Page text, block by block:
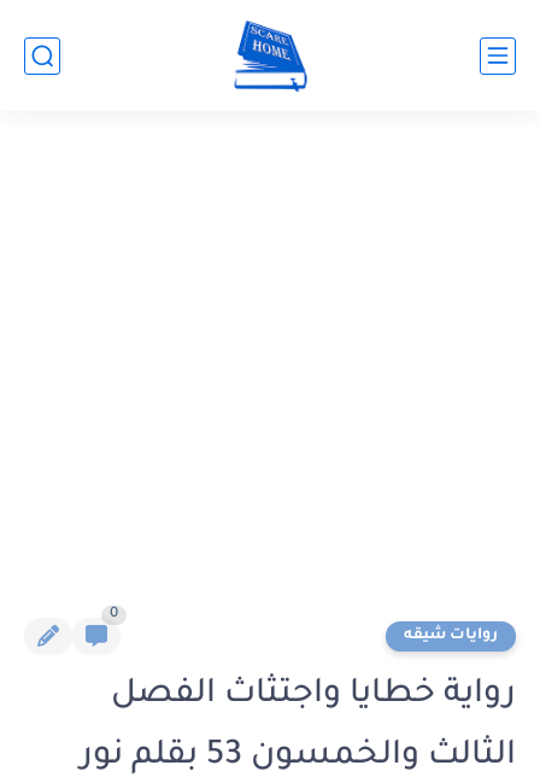
روايات شيقه
0
رواية خطايا واجتثاث الفصل
الثالث والخمسون 53 بقلم نور